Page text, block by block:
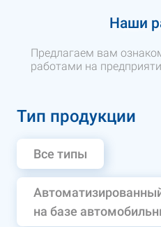
Наши
Предлагаем вам
работами на
Тип продукции
Все типы
на базе